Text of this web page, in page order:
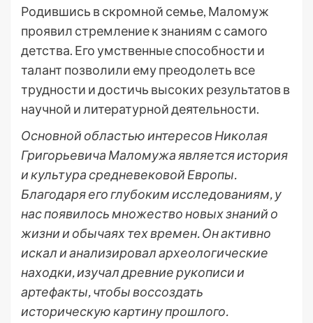
Родившись в скромной семье, Маломуж
проявил стремление к знаниям с самого
детства. Его умственные способности и
талант позволили ему преодолеть все
трудности и достичь высоких результатов в
научной и литературной деятельности.
Основной областью интересов Николая
Григорьевича Маломужа является история
и культура средневековой Европы.
Благодаря его глубоким исследованиям, у
нас появилось множество новых знаний о
жизни и обычаях тех времен. Он активно
искал и анализировал археологические
находки, изучал древние рукописи и
артефакты, чтобы воссоздать
историческую картину прошлого.